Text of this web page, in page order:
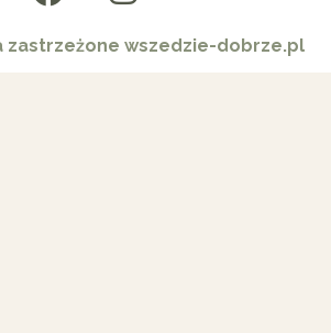
zastrzeżone wszedzie-dobrze.pl